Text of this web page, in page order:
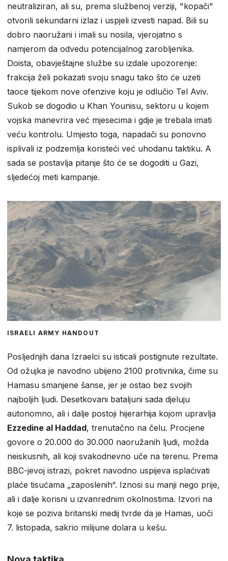
neutraliziran, ali su, prema službenoj verziji, "kopači"
otvorili sekundarni izlaz i uspjeli izvesti napad. Bili su
dobro naoružani i imali su nosila, vjerojatno s
namjerom da odvedu potencijalnog zarobljenika.
Doista, obavještajne službe su izdale upozorenje:
frakcija želi pokazati svoju snagu tako što će uzeti
taoce tijekom nove ofenzive koju je odlučio Tel Aviv.
Sukob se dogodio u Khan Younisu, sektoru u kojem
vojska manevrira već mjesecima i gdje je trebala imati
veću kontrolu. Umjesto toga, napadači su ponovno
isplivali iz podzemlja koristeći već uhodanu taktiku. A
sada se postavlja pitanje što će se dogoditi u Gazi,
sljedećoj meti kampanje.
ISRAELI ARMY HANDOUT
Posljednjih dana Izraelci su isticali postignute rezultate.
Od ožujka je navodno ubijeno 2100 protivnika, čime su
Hamasu smanjene šanse, jer je ostao bez svojih
najboljih ljudi. Desetkovani bataljuni sada djeluju
autonomno, ali i dalje postoji hijerarhija kojom upravlja
Ezzedine al Haddad, trenutačno na čelu. Procjene
govore o 20.000 do 30.000 naoružanih ljudi, možda
neiskusnih, ali koji svakodnevno uče na terenu. Prema
BBC-jevoj istrazi, pokret navodno uspijeva isplaćivati
plaće tisućama „zaposlenih“. Iznosi su manji nego prije,
ali i dalje korisni u izvanrednim okolnostima. Izvori na
koje se poziva britanski medij tvrde da je Hamas, uoči
7. listopada, sakrio milijune dolara u kešu.